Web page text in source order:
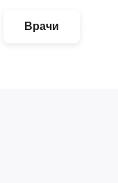
Врачи